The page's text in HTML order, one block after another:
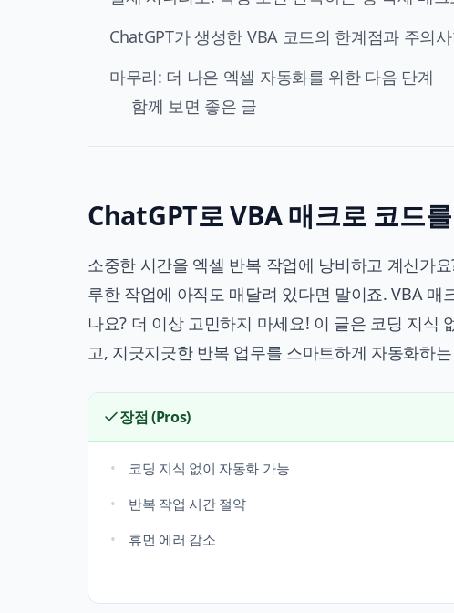
ChatGPT가 생성한 VBA 코드의 한계점과 주의
마무리: 더 나은 엑셀 자동화를 위한 다음 단계
함께 보면 좋은 글
ChatGPT로 VBA 매크로 코드
소중한 시간을 엑셀 반복 작업에 낭비하고 계신가
루한 작업에 아직도 매달려 있다면 말이죠. VBA
나요? 더 이상 고민하지 마세요! 이 글은 코딩 지식
고, 지긋지긋한 반복 업무를 스마트하게 자동화하
장점 (Pros)
코딩 지식 없이 자동화 가능
반복 작업 시간 절약
휴먼 에러 감소